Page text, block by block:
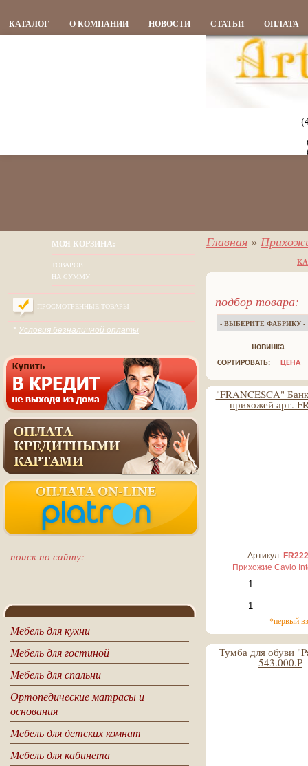
КАТАЛОГ О КОМПАНИИ НОВОСТИ СТАТЬИ ОПЛАТА
МОЯ КОРЗИНА:
ТОВАРОВ
НА СУММУ
ПРОСМОТРЕННЫЕ ТОВАРЫ
* Условия безналичной оплаты
поиск по сайту:
Мебель для кухни
Мебель для гостиной
Мебель для спальни
Ортопедические матрасы и
основания
Мебель для детских комнат
Мебель для кабинета
Главная »
подбор товара:
новинка
СОРТИРОВАТЬ: ЦЕНА
"FRANCESCA"
прихожей арт.
Артикул:
Прихожие Cavio
*первый
Тумба для обуви
543.000.P